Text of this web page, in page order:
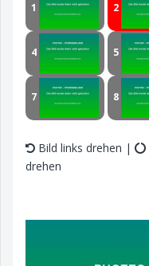
1 2
4 5
7 8
Bild links drehen |
drehen